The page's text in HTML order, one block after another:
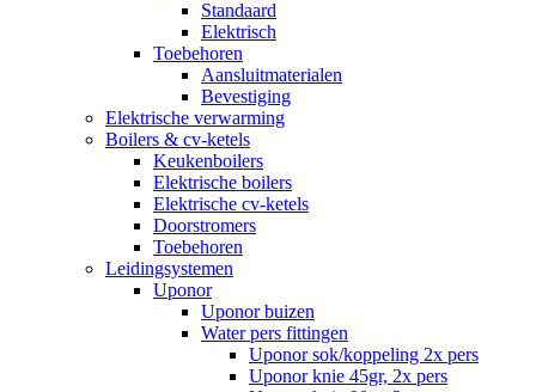
Standaard
Elektrisch
Toebehoren
Aansluitmaterialen
Bevestiging
Elektrische verwarming
Boilers & cv-ketels
Keukenboilers
Elektrische boilers
Elektrische cv-ketels
Doorstromers
Toebehoren
Leidingsystemen
Uponor
Uponor buizen
Water pers fittingen
Uponor sok/koppeling 2x pers
Uponor knie 45gr, 2x pers